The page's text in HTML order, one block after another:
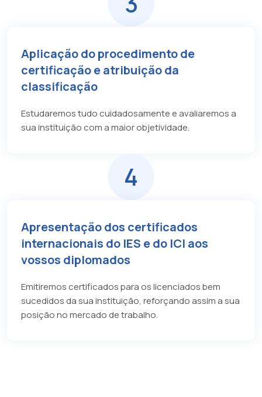
Aplicação do procedimento de
certificação e atribuição da
classificação
Estudaremos tudo cuidadosamente e avaliaremos a
sua instituição com a maior objetividade.
4
Apresentação dos certificados
internacionais do IES e do ICI aos
vossos diplomados
Emitiremos certificados para os licenciados bem
sucedidos da sua instituição, reforçando assim a sua
posição no mercado de trabalho.